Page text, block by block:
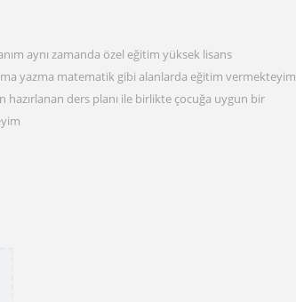
aynı zamanda özel eğitim yüksek lisans
yazma matematik gibi alanlarda eğitim vermekteyim
hazırlanan ders planı ile birlikte çocuğa uygun bir